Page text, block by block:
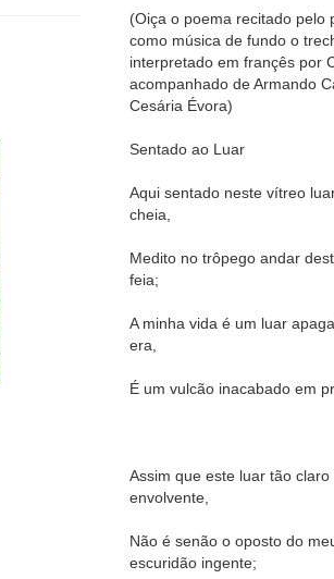
(Oiça o poema recitado pelo
como música de fundo o
interpretado em françês por
acompanhado de Armando
Cesária Évora)
Sentado ao Luar
Aqui sentado neste vítreo
cheia,
Medito no trôpego andar
feia;
A minha vida é um luar
era,
É um vulcão inacabado em
Assim que este luar tão
envolvente,
Não é senão o oposto do
escuridão ingente;